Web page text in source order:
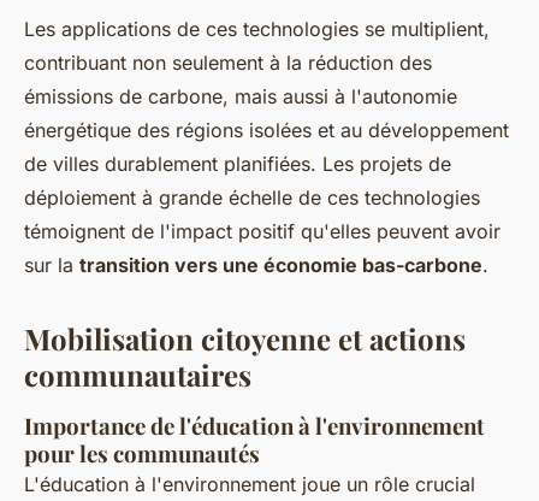
Les applications de ces technologies se multiplient,
contribuant non seulement à la réduction des
émissions de carbone, mais aussi à l'autonomie
énergétique des régions isolées et au développement
de villes durablement planifiées. Les projets de
déploiement à grande échelle de ces technologies
témoignent de l'impact positif qu'elles peuvent avoir
sur la transition vers une économie bas-carbone.
Mobilisation citoyenne et actions
communautaires
Importance de l'éducation à l'environnement
pour les communautés
L'éducation à l'environnement joue un rôle crucial